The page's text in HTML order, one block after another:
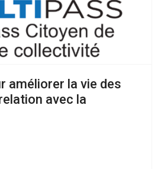
améliorer la vie des
avec la